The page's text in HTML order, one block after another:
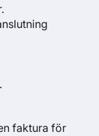
.
faktura för